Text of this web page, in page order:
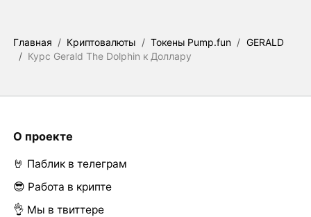
Главная / Криптовалюты / Токены Pump.fun / GERALD
/ Курс Gerald The Dolphin к Доллару
О проекте
🤘 Паблик в телеграм
😎 Работа в крипте
👌 Мы в твиттере